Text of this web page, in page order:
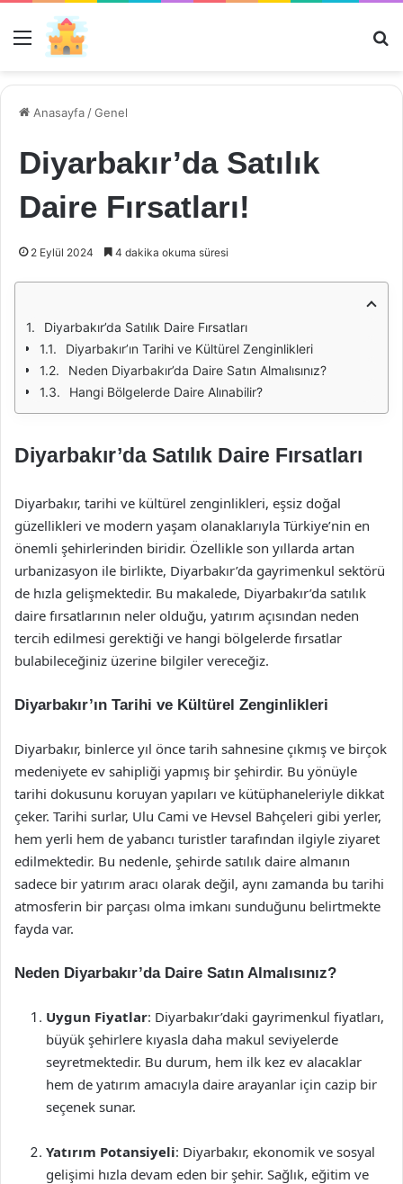
Menü
Anasayfa /Genel
Diyarbakır’da Satılık
Daire Fırsatları!
2 Eylül 2024 4 dakika okuma süresi
Diyarbakır’da Satılık Daire Fırsatları
Diyarbakır’ın Tarihi ve Kültürel Zenginlikleri
Neden Diyarbakır’da Daire Satın Almalısınız?
Hangi Bölgelerde Daire Alınabilir?
Diyarbakır’da Satılık Daire Fırsatları
Diyarbakır, tarihi ve kültürel zenginlikleri, eşsiz doğal
güzellikleri ve modern yaşam olanaklarıyla Türkiye’nin en
önemli şehirlerinden biridir. Özellikle son yıllarda artan
urbanizasyon ile birlikte, Diyarbakır’da gayrimenkul sektörü
de hızla gelişmektedir. Bu makalede, Diyarbakır’da satılık
daire fırsatlarının neler olduğu, yatırım açısından neden
tercih edilmesi gerektiği ve hangi bölgelerde fırsatlar
bulabileceğiniz üzerine bilgiler vereceğiz.
Diyarbakır’ın Tarihi ve Kültürel Zenginlikleri
Diyarbakır, binlerce yıl önce tarih sahnesine çıkmış ve birçok
medeniyete ev sahipliği yapmış bir şehirdir. Bu yönüyle
tarihi dokusunu koruyan yapıları ve kütüphaneleriyle dikkat
çeker. Tarihi surlar, Ulu Cami ve Hevsel Bahçeleri gibi yerler,
hem yerli hem de yabancı turistler tarafından ilgiyle ziyaret
edilmektedir. Bu nedenle, şehirde satılık daire almanın
sadece bir yatırım aracı olarak değil, aynı zamanda bu tarihi
atmosferin bir parçası olma imkanı sunduğunu belirtmekte
fayda var.
Neden Diyarbakır’da Daire Satın Almalısınız?
Uygun Fiyatlar: Diyarbakır’daki gayrimenkul fiyatları,
büyük şehirlere kıyasla daha makul seviyelerde
seyretmektedir. Bu durum, hem ilk kez ev alacaklar
hem de yatırım amacıyla daire arayanlar için cazip bir
seçenek sunar.
Yatırım Potansiyeli: Diyarbakır, ekonomik ve sosyal
gelişimi hızla devam eden bir şehir. Sağlık, eğitim ve